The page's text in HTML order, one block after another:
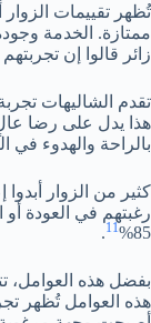
تُظهر تقييمات
زائر قالوا إن
هذا يدل على رضا
بالراحة والهدوء في
كثير من الزوار
رغبتهم في العودة أو
85%
11
.
بفضل هذه العوامل،
هذه العوامل تُظهر